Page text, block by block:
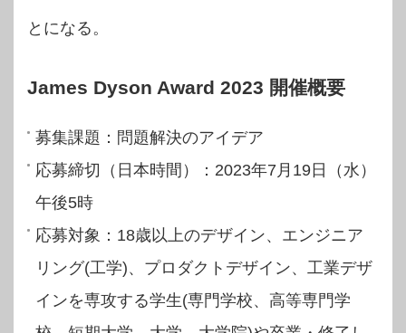
とになる。
James Dyson Award 2023 開催概要
募集課題：問題解決のアイデア
応募締切（日本時間）：2023年7月19日（水）
午後5時
応募対象：18歳以上のデザイン、エンジニア
リング(工学)、プロダクトデザイン、工業デザ
インを専攻する学生(専門学校、高等専門学